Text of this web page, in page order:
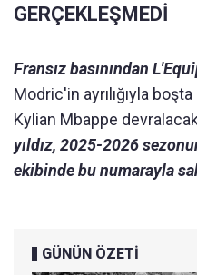
GERÇEKLEŞMEDİ
Fransız basınından
Modric'in ayrılığıyla
Kylian Mbappe
yıldız, 2025-2026
ekibinde bu numarayla
GÜNÜN ÖZETİ